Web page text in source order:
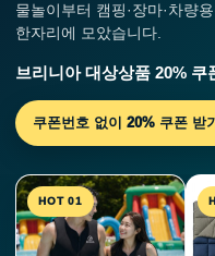
물놀이부터 캠핑·장마·차량
한자리에 모았습니다.
브리니아 대상상품 20% 쿠
쿠폰번호 없이 20% 쿠폰 받
HOT 01